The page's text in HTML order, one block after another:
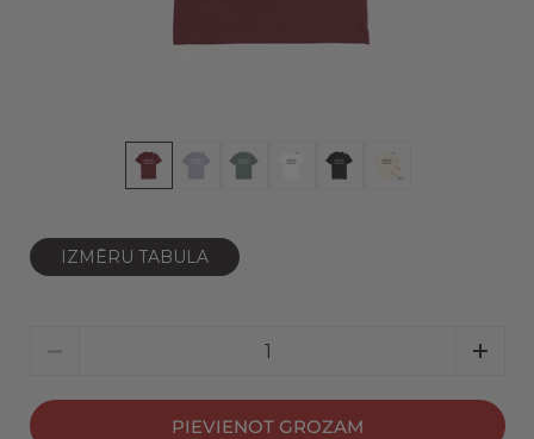
IZMĒRU TABULA
PIEVIENOT GROZAM